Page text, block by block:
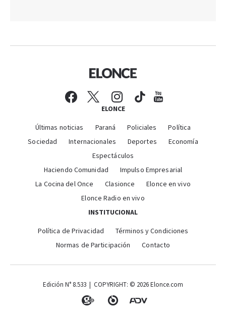
ELONCE
Últimas noticias Paraná Policiales
Política
Sociedad
Internacionales Deportes
Economía
Espectáculos
Haciendo Comunidad
Impulso Empresarial
La Cocina del Once
Clasionce
Elonce en vivo
Elonce Radio en vivo
INSTITUCIONAL
Política de Privacidad
Términos y Condiciones
Normas de Participación
Contacto
Edición N° 8.533 | COPYRIGHT: © 2026 Elonce.com